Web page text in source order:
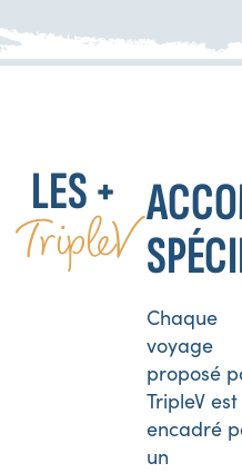
LES +
TripleV
Chaque
voyage
proposé
TripleV est
encadré
un